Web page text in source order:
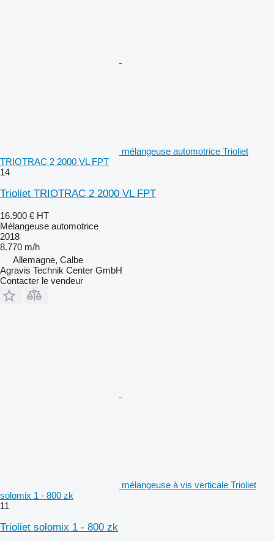
mélangeuse automotrice Trioliet
TRIOTRAC 2 2000 VL FPT
14
Trioliet TRIOTRAC 2 2000 VL FPT
16.900 € HT
Mélangeuse automotrice
2018
8.770 m/h
Allemagne, Calbe
Agravis Technik Center GmbH
Contacter le vendeur
mélangeuse à vis verticale Trioliet
solomix 1 - 800 zk
11
Trioliet solomix 1 - 800 zk